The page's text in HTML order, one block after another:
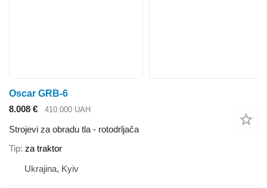
Oscar GRB-6
8.008 €
410.000 UAH
Strojevi za obradu tla - rotodrljača
Tip za traktor
Ukrajina, Kyiv